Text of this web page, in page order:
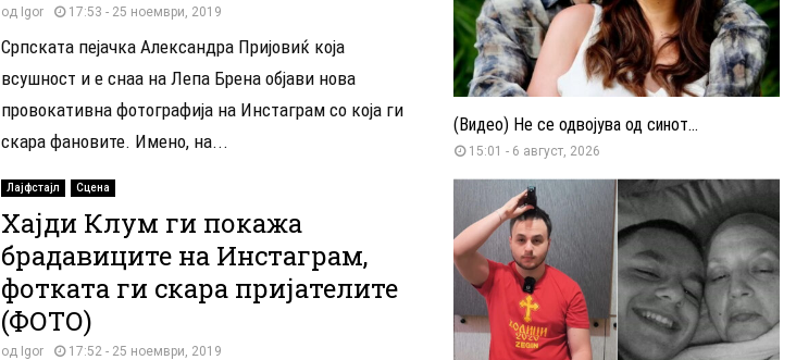
од Igor 17:53 - 25 ноември, 2019
Српската пејачка Александра Пријовиќ која
всушност и е снаа на Лепа Брена објави нова
провокативна фотографија на Инстаграм со која ги
скара фановите. Имено, на...
Лајфстајл Сцена
Хајди Клум ги покажа
брадавиците на Инстаграм,
фотката ги скара пријателите
(ФОТО)
од Igor 17:52 - 25 ноември, 2019
(Видео) Не се одвојува од синот...
15:01 - 6 август, 2026